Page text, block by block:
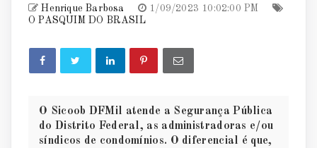
Henrique Barbosa
1/09/2023 10:02:00 PM
O PASQUIM DO BRASIL
O Sicoob DFMil atende a Segurança Pública
do Distrito Federal, as administradoras e/ou
síndicos de condomínios. O diferencial é que,